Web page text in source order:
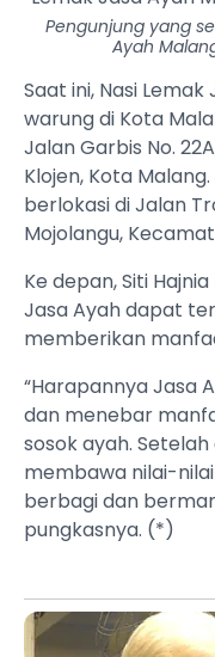
Pengunjung yang
Ayah
Saat ini, Nasi
warung di Kota
Jalan Garbis No.
Klojen, Kota
berlokasi di Jalan
Mojolangu,
Ke depan, Siti
Jasa Ayah dapat
memberikan
“Harapannya Jasa
dan menebar
sosok ayah.
membawa nilai-
berbagi dan
pungkasnya. (*)